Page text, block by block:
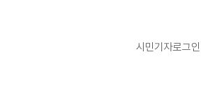
시민기자로그인